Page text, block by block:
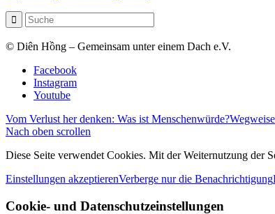
© Diên Hồng – Gemeinsam unter einem Dach e.V.
Facebook
Instagram
Youtube
Vom Verlust her denken: Was ist Menschenwürde?
Nach oben scrollen
Diese Seite verwendet Cookies. Mit der Weiternutzung der
Einstellungen akzeptierenVerberge nur die Benachrichtigung
Cookie- und Datenschutzeinstellungen